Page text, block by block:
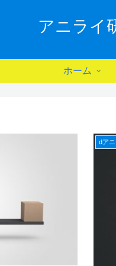
アニライ
ホーム
dア